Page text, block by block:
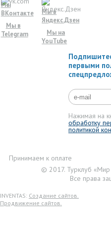
Мы
ВКонтакте
Мы в
Telegram
Мы в
Яндекс.Дзен
Мы на
YouTube
первыми
Нажимая на
обработку
политикой
Принимаем к оплате
© 2017. Турклуб «Мир
Все права
INVENTAS: Создание сайтов.
Продвижение сайтов.